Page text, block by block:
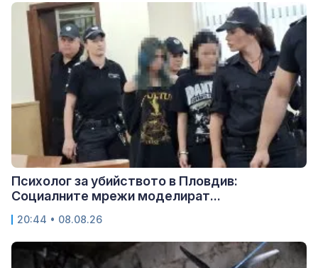
Психолог за убийството в Пловдив:
Социалните мрежи моделират...
20:44 • 08.08.26